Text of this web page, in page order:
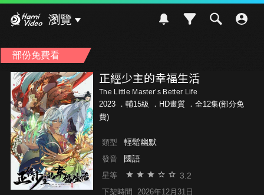
瀏覽
部份免費看
正經少主的幸福生活
The Little Master’s Better Life
2023 ． 輔15級
．HD畫質 ．全12集(部分免
費)
類型 輕鬆幽默
發音 國語
星等 3.2
下架時間 2026年12月31日